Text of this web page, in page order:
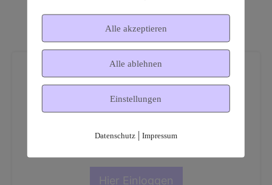
Dies ist ein geschützter
Mitgliederbereich!
Hier Einloggen
Alle akzeptieren
Alle ablehnen
Einstellungen
Datenschutz| Impressum